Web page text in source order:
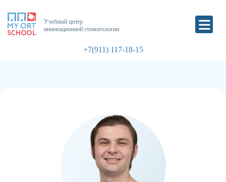
Учебный центр
инновационной стоматологии
+7(911) 117-18-15